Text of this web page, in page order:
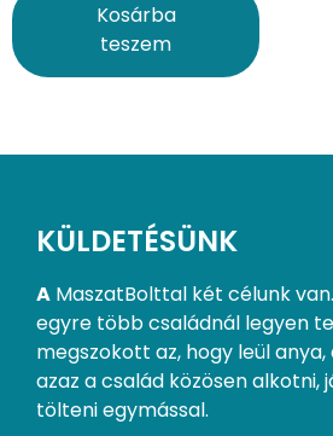
Kosárba
teszem
KÜLDETÉSÜNK
A MaszatBolttal két célunk
egyre több családnál legyen
megszokott az, hogy leül
azaz a család közösen alkotni,
tölteni egymással.